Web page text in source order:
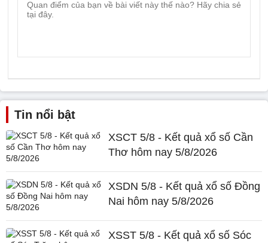
Tin nổi bật
XSCT 5/8 - Kết quả xổ số Cần
Thơ hôm nay 5/8/2026
XSDN 5/8 - Kết quả xổ số Đồng
Nai hôm nay 5/8/2026
XSST 5/8 - Kết quả xổ số Sóc